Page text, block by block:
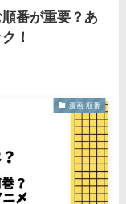
順番が重要？あ
！
漫画 順番